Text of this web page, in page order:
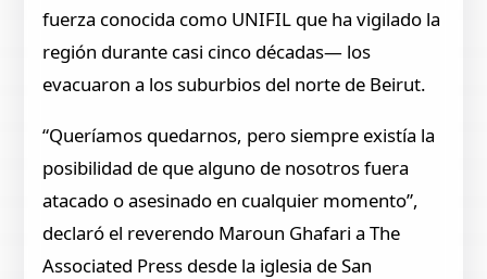
fuerza conocida como UNIFIL que ha vigilado la
región durante casi cinco décadas— los
evacuaron a los suburbios del norte de Beirut.
“Queríamos quedarnos, pero siempre existía la
posibilidad de que alguno de nosotros fuera
atacado o asesinado en cualquier momento”,
declaró el reverendo Maroun Ghafari a The
Associated Press desde la iglesia de San